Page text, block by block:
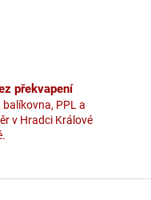
překvapení
PPL a
v Hradci Králové